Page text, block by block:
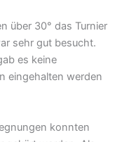
über 30° das Turnier
sehr gut besucht.
es keine
eingehalten werden
konnten